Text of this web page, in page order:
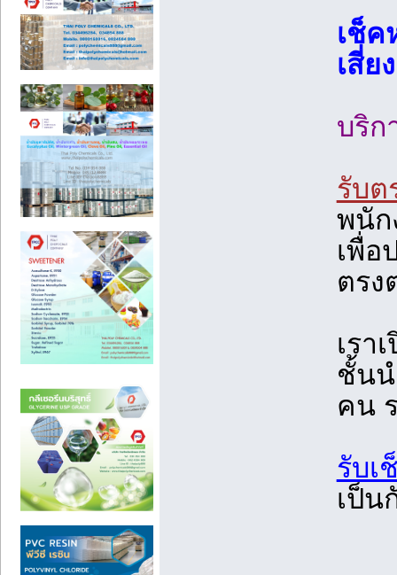
เช็ค
เสี่ย
บริก
รับต
พนัก
เพื่อ
ตร
เรา
ชั้นน
คน
รับเ
เป็น